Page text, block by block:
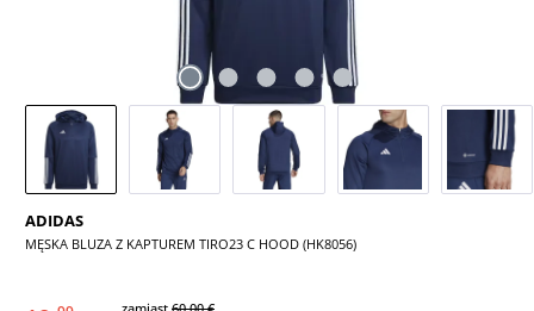
ADIDAS
MĘSKA BLUZA Z KAPTUREM TIRO23 C HOOD (HK8056)